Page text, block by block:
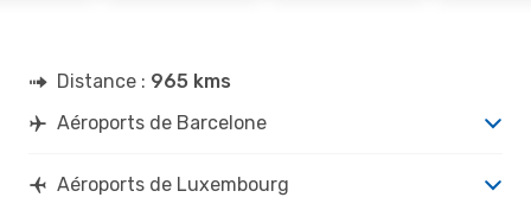
Distance : 965 kms
Aéroports de Barcelone
Aéroports de Luxembourg